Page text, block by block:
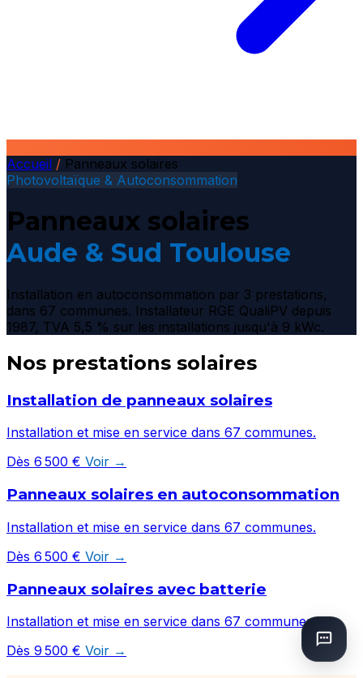
Accueil / Panneaux solaires
Photovoltaïque & Autoconsommation
Panneaux solaires
Aude & Sud Toulouse
Installation en autoconsommation par 3 prestations,
dans 67 communes. Installateur RGE QualiPV depuis
1987, TVA 5,5 % sur les installations jusqu'à 9 kWc.
Nos prestations solaires
Installation de panneaux solaires
Installation et mise en service dans 67 communes.
Dès 6 500 € Voir →
Panneaux solaires en autoconsommation
Installation et mise en service dans 67 communes.
Dès 6 500 € Voir →
Panneaux solaires avec batterie
Installation et mise en service dans 67 communes.
Dès 9 500 € Voir →